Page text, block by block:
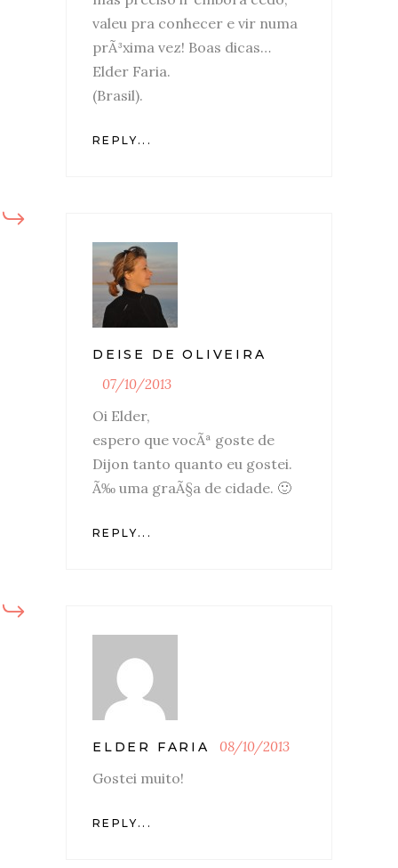
valeu pra conhecer e vir numa
prÃ³xima vez! Boas dicas…
Elder Faria.
(Brasil).
REPLY...
DEISE DE OLIVEIRA
07/10/2013
Oi Elder,
espero que vocÃª goste de
Dijon tanto quanto eu gostei.
Ã‰ uma graÃ§a de cidade. 🙂
REPLY...
ELDER FARIA 08/10/2013
Gostei muito!
REPLY...